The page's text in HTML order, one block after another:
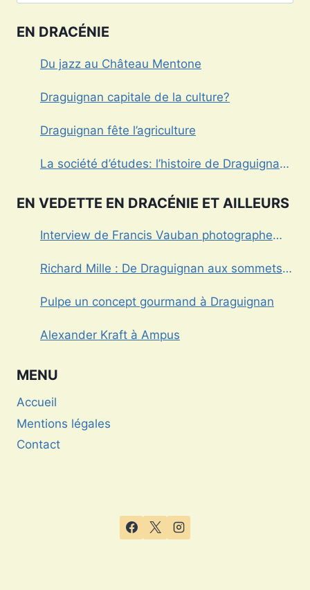
EN DRACÉNIE
Du jazz au Château Mentone
Draguignan capitale de la culture?
Draguignan fête l’agriculture
La société d’études: l’histoire de Draguignan
EN VEDETTE EN DRACÉNIE ET AILLEURS
Interview de Francis Vauban photographe
Richard Mille : De Draguignan aux sommets
Pulpe un concept gourmand à Draguignan
Alexander Kraft à Ampus
MENU
Accueil
Mentions légales
Contact